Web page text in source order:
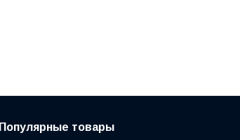
Популярные товары